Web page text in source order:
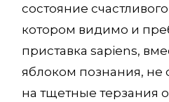
состояние
котором видимо и
приставка sapiens,
яблоком познания, не
на тщетные терзания